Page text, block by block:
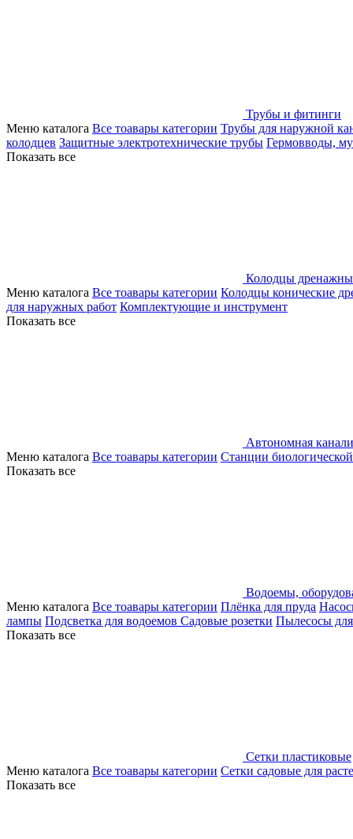
Трубы и фитинги
Меню каталога Все тоавары категории Трубы для наружной
колодцев Защитные электротехнические трубы Гермовводы,
Показать все
Колодцы
Меню каталога Все тоавары категории Колодцы конические
для наружных работ Комплектующие и инструмент
Показать все
Автономная
Меню каталога Все тоавары категории Станции
Показать все
Водоемы,
Меню каталога Все тоавары категории Плёнка для пруда
лампы Подсветка для водоемов Садовые розетки Пылесосы
Показать все
Сетки пластиковые
Меню каталога Все тоавары категории Сетки садовые для
Показать все